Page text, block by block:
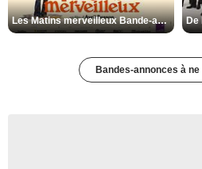
Les Matins merveilleux Bande-annonce VF
Bandes-annonces à